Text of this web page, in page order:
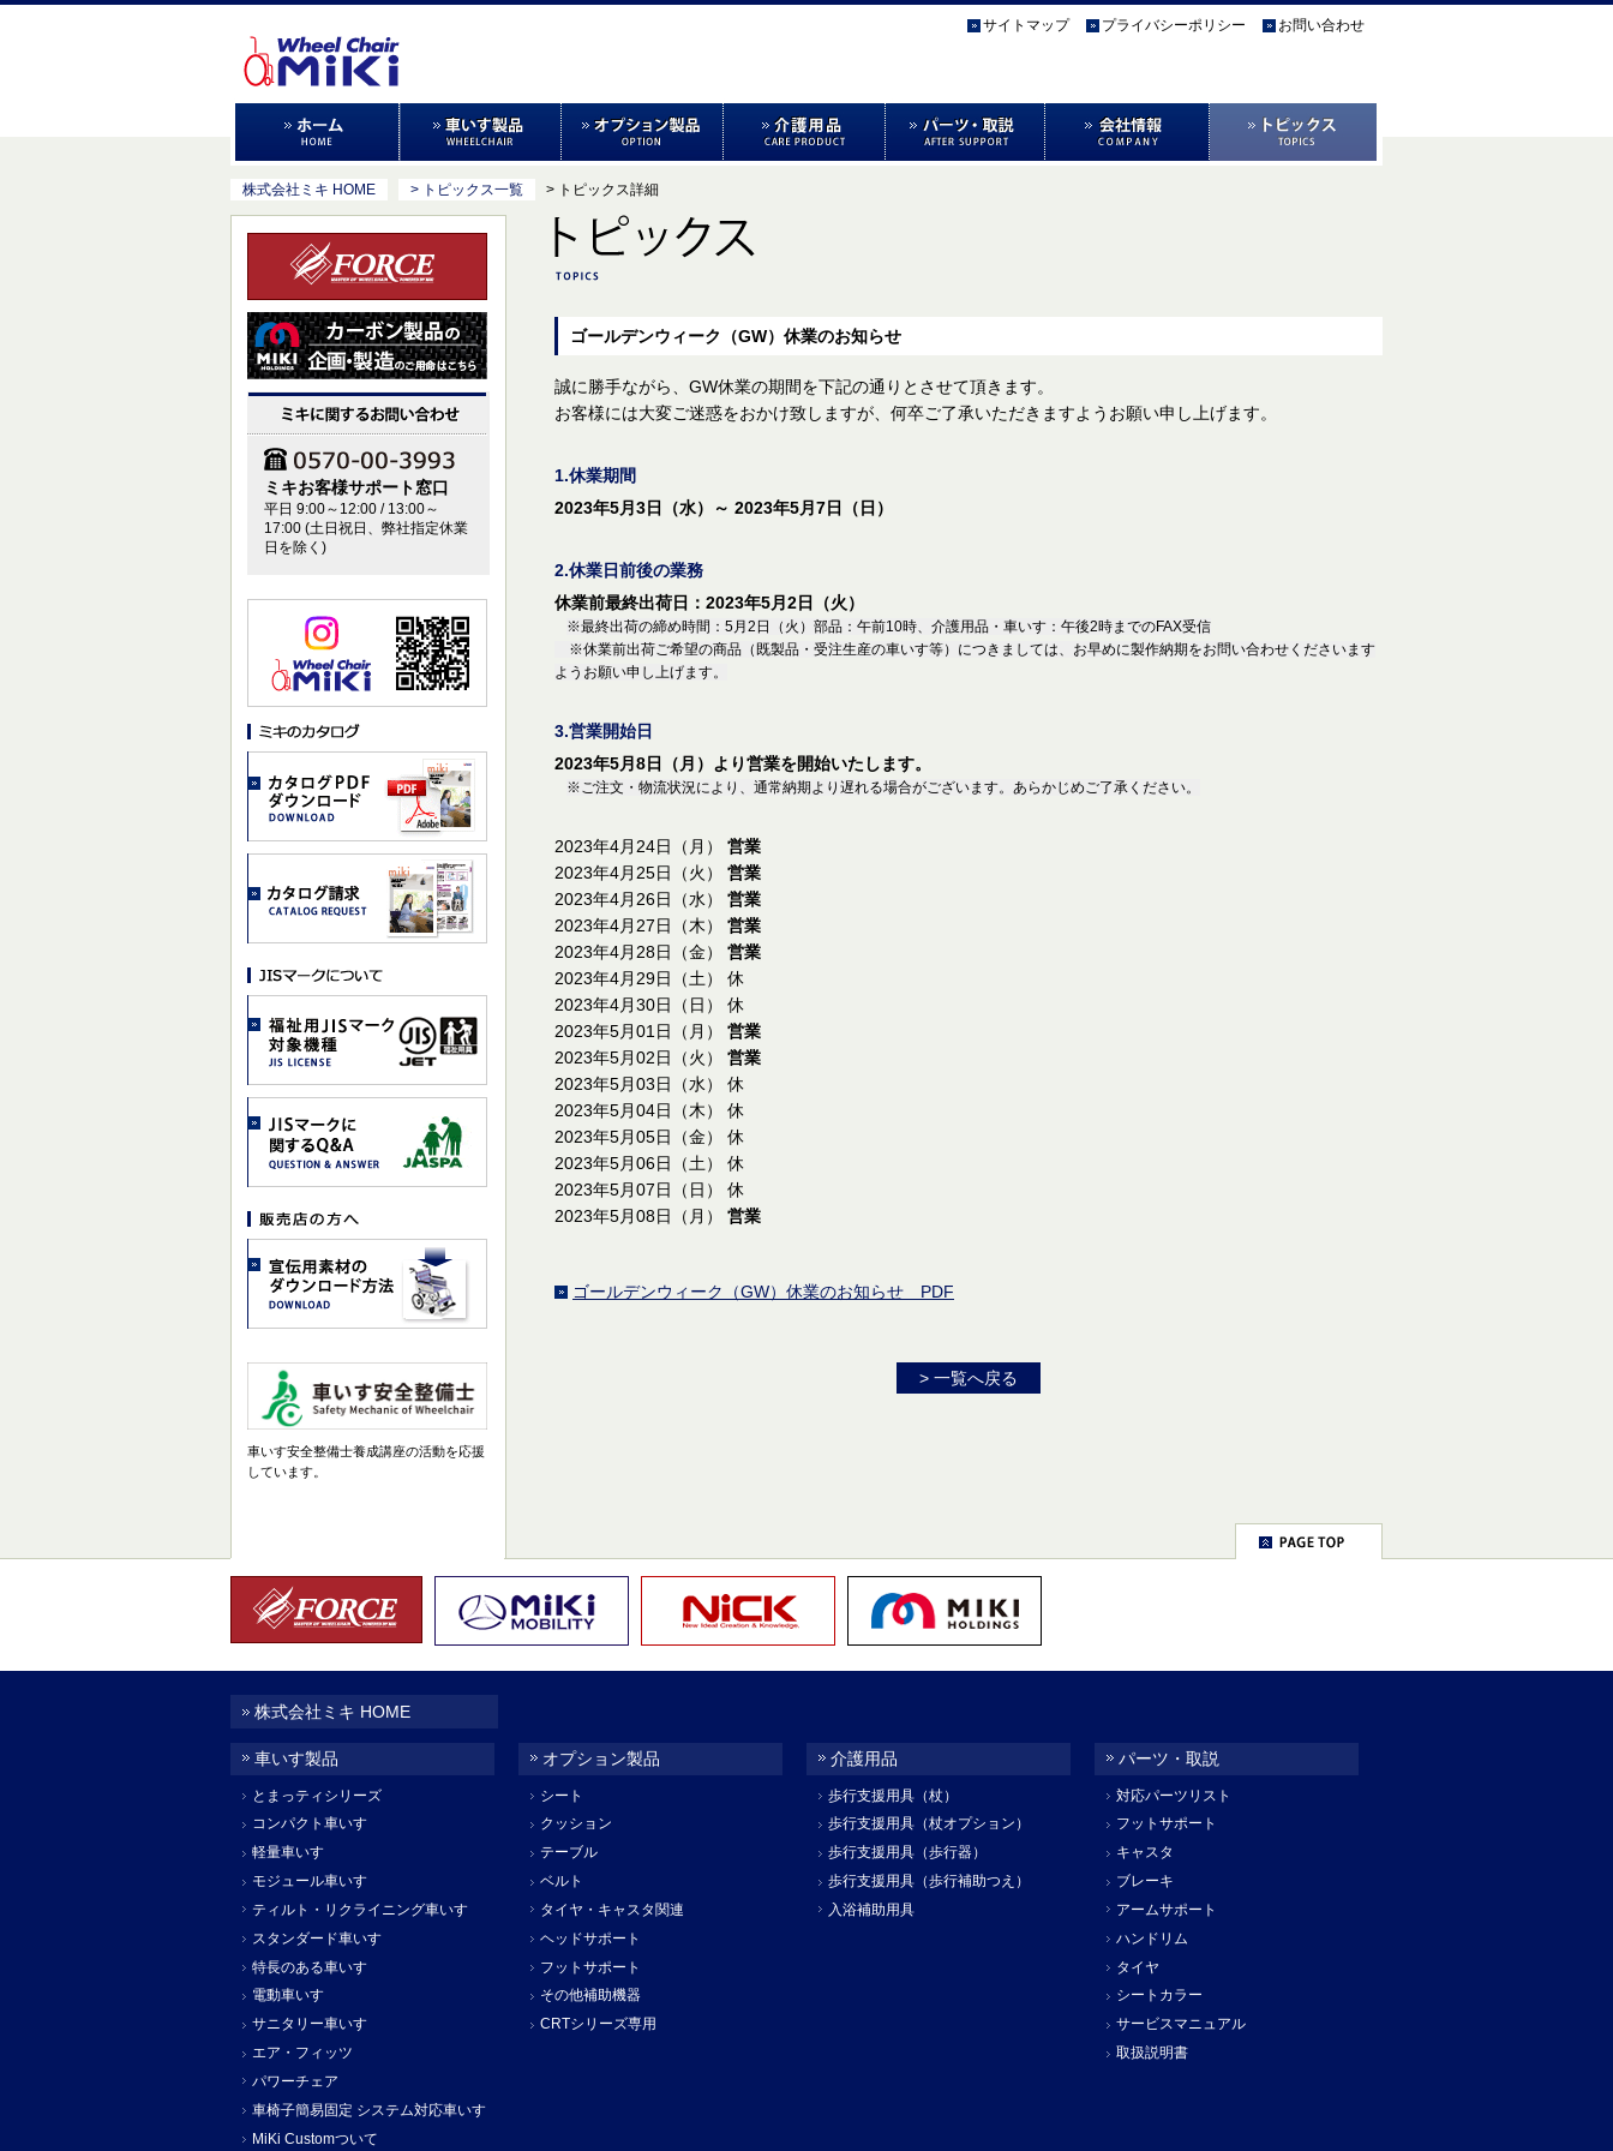
サイトマップ プライバシーポリシー お問い合わせ
株式会社ミキ HOME > トピックス一覧 > トピックス詳細
ゴールデンウィーク（GW）休業のお知らせ
誠に勝手ながら、GW休業の期間を下記の通りとさせて頂きます。
お客様には大変ご迷惑をおかけ致しますが、何卒ご了承いただきますようお願い申し上げます。
1.休業期間
2023年5月3日（水）～ 2023年5月7日（日）
2.休業日前後の業務
休業前最終出荷日：2023年5月2日（火）
※最終出荷の締め時間：5月2日（火）部品：午前10時、介護用品・車いす：午後2時までのFAX受信
※休業前出荷ご希望の商品（既製品・受注生産の車いす等）につきましては、お早めに製作納期をお問い合わせくださいます
ようお願い申し上げます。
3.営業開始日
2023年5月8日（月）より営業を開始いたします。
※ご注文・物流状況により、通常納期より遅れる場合がございます。あらかじめご了承ください。
2023年4月24日（月） 営業
2023年4月25日（火） 営業
2023年4月26日（水） 営業
2023年4月27日（木） 営業
2023年4月28日（金） 営業
2023年4月29日（土） 休
2023年4月30日（日） 休
2023年5月01日（月） 営業
2023年5月02日（火） 営業
2023年5月03日（水） 休
2023年5月04日（木） 休
2023年5月05日（金） 休
2023年5月06日（土） 休
2023年5月07日（日） 休
2023年5月08日（月） 営業
ゴールデンウィーク（GW）休業のお知らせ PDF
> 一覧へ戻る
ミキお客様サポート窓口
平日 9:00～12:00 / 13:00～
17:00 (土日祝日、弊社指定休業
日を除く)
車いす安全整備士養成講座の活動を応援
しています。
株式会社ミキ HOME
車いす製品
とまっティシリーズ
コンパクト車いす
軽量車いす
モジュール車いす
ティルト・リクライニング車いす
スタンダード車いす
特長のある車いす
電動車いす
サニタリー車いす
エア・フィッツ
パワーチェア
車椅子簡易固定 システム対応車いす
MiKi Customついて
オプション製品
シート
クッション
テーブル
ベルト
タイヤ・キャスタ関連
ヘッドサポート
フットサポート
その他補助機器
CRTシリーズ専用
介護用品
歩行支援用具（杖）
歩行支援用具（杖オプション）
歩行支援用具（歩行器）
歩行支援用具（歩行補助つえ）
入浴補助用具
パーツ・取説
対応パーツリスト
フットサポート
キャスタ
ブレーキ
アームサポート
ハンドリム
タイヤ
シートカラー
サービスマニュアル
取扱説明書